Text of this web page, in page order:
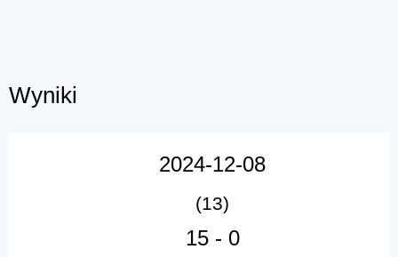
Wyniki
2024-12-08
(13)
15- 0